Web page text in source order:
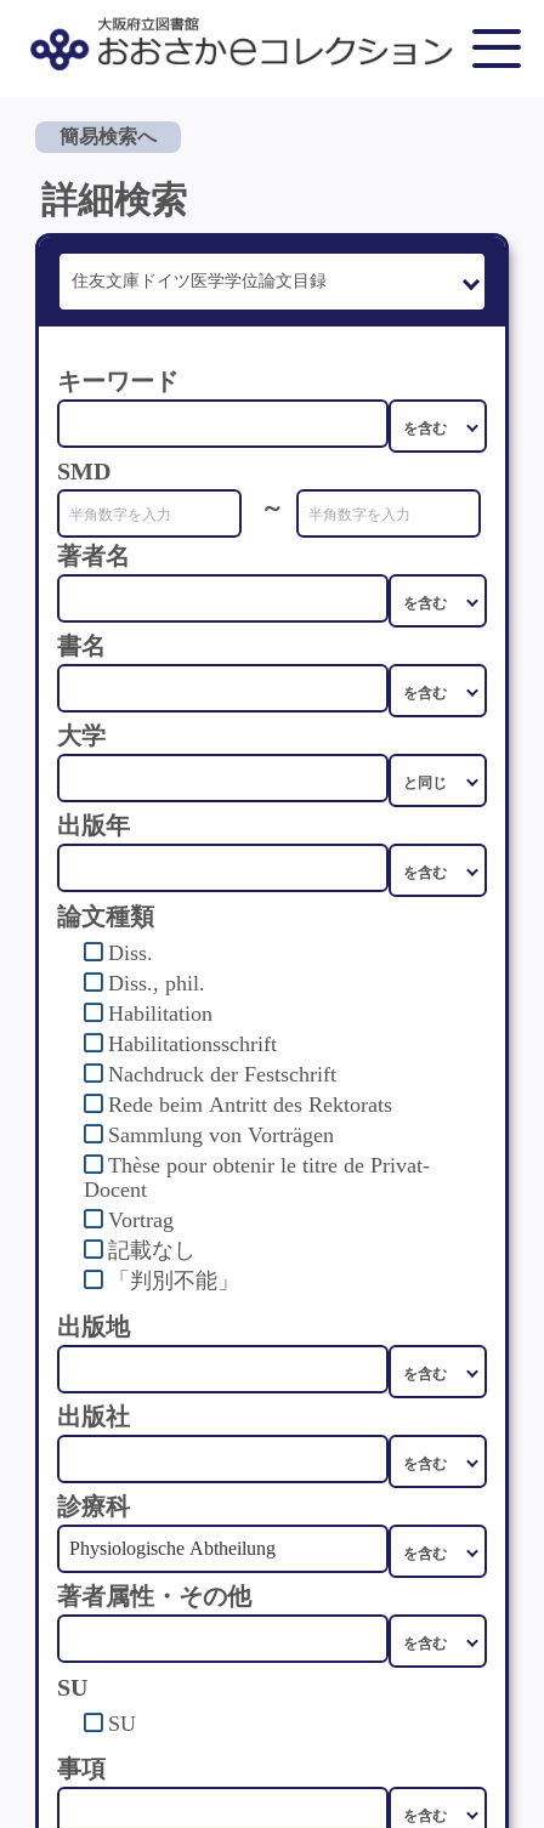
簡易検索へ
詳細検索
キーワード
SMD
～
著者名
書名
大学
出版年
論文種類
Diss.
Diss., phil.
Habilitation
Habilitationsschrift
Nachdruck der Festschrift
Rede beim Antritt des Rektorats
Sammlung von Vorträgen
Thèse pour obtenir le titre de Privat-
Docent
Vortrag
記載なし
「判別不能」
出版地
出版社
診療科
著者属性・その他
SU
SU
事項